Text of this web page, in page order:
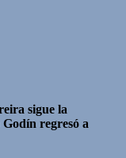
sigue la
regresó a